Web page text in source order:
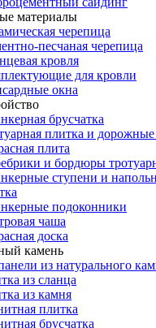
материалы
черепица
песчаная черепица
кровля
для кровли
окна
брусчатка
плитка и
плита
и бордюры
ступени и
подоконники
чаша
доска
камень
из натурального
из сланца
из камня
плитка
брусчатка